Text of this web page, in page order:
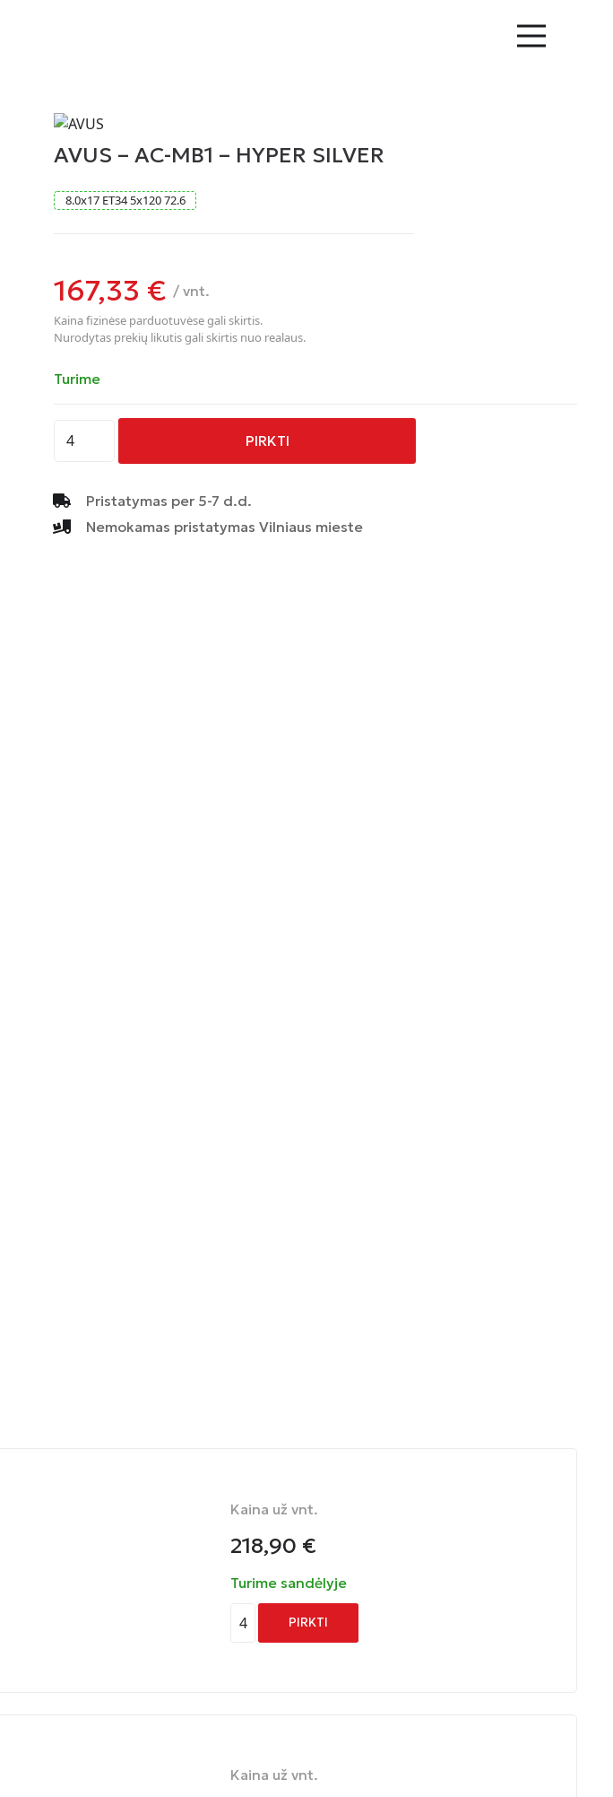
AVUS – AC-MB1 – HYPER SILVER
8.0x17 ET34 5x12072.6
167,33 € / vnt.
Kaina fizinėse parduotuvėse gali skirtis.
Nurodytas prekių likutis gali skirtis nuo realaus.
Turime
kiekis:
-
AC-
MB1
PIRKTI
Pristatymas per 5-7 d.d.
Nemokamas pristatymas Vilniaus mieste
Kaina už vnt.
218,90 €
Turime sandėlyje
4 PIRKTI
Kaina už vnt.